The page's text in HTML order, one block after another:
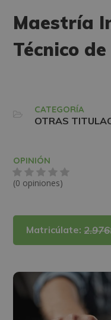
Maestría
Técnico
CATEGORÍA
OTRAS
OPINIÓN
(0 opiniones)
Matricúlate: